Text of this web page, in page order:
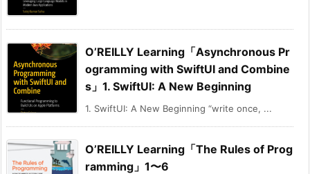
O’REILLY Learning「Asynchronous Pr
ogramming with SwiftUI and Combine
s」1. SwiftUI: A New Beginning
1. SwiftUI: A New Beginning “write once, ...
O’REILLY Learning「The Rules of Prog
ramming」1〜6